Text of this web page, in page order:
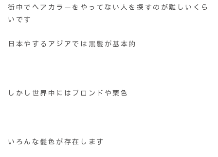
街中でヘアカラーをやってない人を探すのが難しいくら
いです
日本やするアジアでは黒髪が基本的
しかし世界中にはブロンドや栗色
いろんな髪色が存在します